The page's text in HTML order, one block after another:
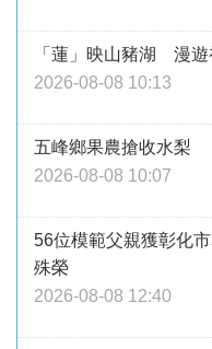
「蓮」映山豬湖 漫
2026-08-08 10:13
五峰鄉果農搶收水梨
2026-08-08 10:07
56位模範父親獲彰化
殊榮
2026-08-08 12:40